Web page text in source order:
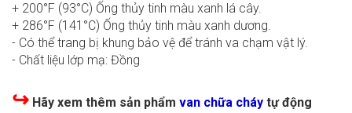
+ 200°F (93°C) Ống thủy tinh màu xanh lá cây.
+ 286°F (141°C) Ống thủy tinh màu xanh dương.
- Có thể trang bị khung bảo vệ để tránh va chạm vật lý.
- Chất liệu lớp mạ: Đồng
↪ Hãy xem thêm sản phẩm van chữa cháy tự động